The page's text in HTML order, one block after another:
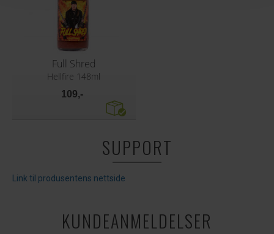
Full Shred
Hellfire 148ml
109,-
SUPPORT
Link til produsentens nettside
KUNDEANMELDELSER